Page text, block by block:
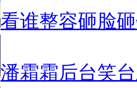
看谁整容砸脸
潘霜霜后台笑